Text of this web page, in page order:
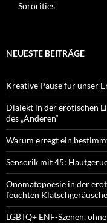
Sororities
NEUESTE BEITRÄGE
Kreative Pause für unser
Dialekt in der erotischen
des „Anderen“
Warum erregt ein
Sensorik mit 45:
Onomatopoesie in der
feuchten
LGBTQ+ ENF-Szenen,